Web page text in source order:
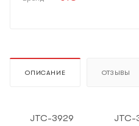
ОПИСАНИЕ ОТЗЫВЫ
JTC-3929 JTC-